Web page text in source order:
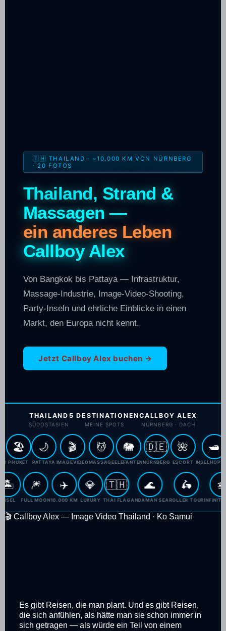
🇹🇭 THAILAND · ~10.000 KM VON NÜRNBERG
· 20 FOTOS
Thailand, Strand &
Massagen —
ein anderes Leben
Callboy Alex
Von Bangkok bis Pattaya — Infrastruktur,
Massage-Industrie, Image-Video-Shooting,
Party-Inseln und ehrliche Einblicke in einen
Markt, den Europa nicht kennt.
Jetzt Callboy Alex buchen →
THAILAND
SÜDOSTASIEN
5 DESTINATIONEN
MEINE SPOTS
CALLBOY ALEX
NÜRNBERG · DACH
🏖️ 🌙
PATTAYA
🎬
IMAGEVIDEO
💆
MASSAGE
🐘
ELEFANTEN
🇩🇪
NÜRNBERG
🌺
ESCORT
🛥️
INSELHOPPING
🏝️
INSEL
🎆
FULL MOON
✈️
10.000 KM
💎
LUXURY
🇹🇭
THAI FLAG
🌊
ANDAMAN SEA
🛵
ROLLER TOUR
🎬 Callboy Alex — Image Video Thailand · Ko Samui
Es gibt Reisen, die man plant. Und es gibt Reisen,
die sich anfühlen, als hätte man sie schon immer in
sich getragen — als würde ein Teil von einem